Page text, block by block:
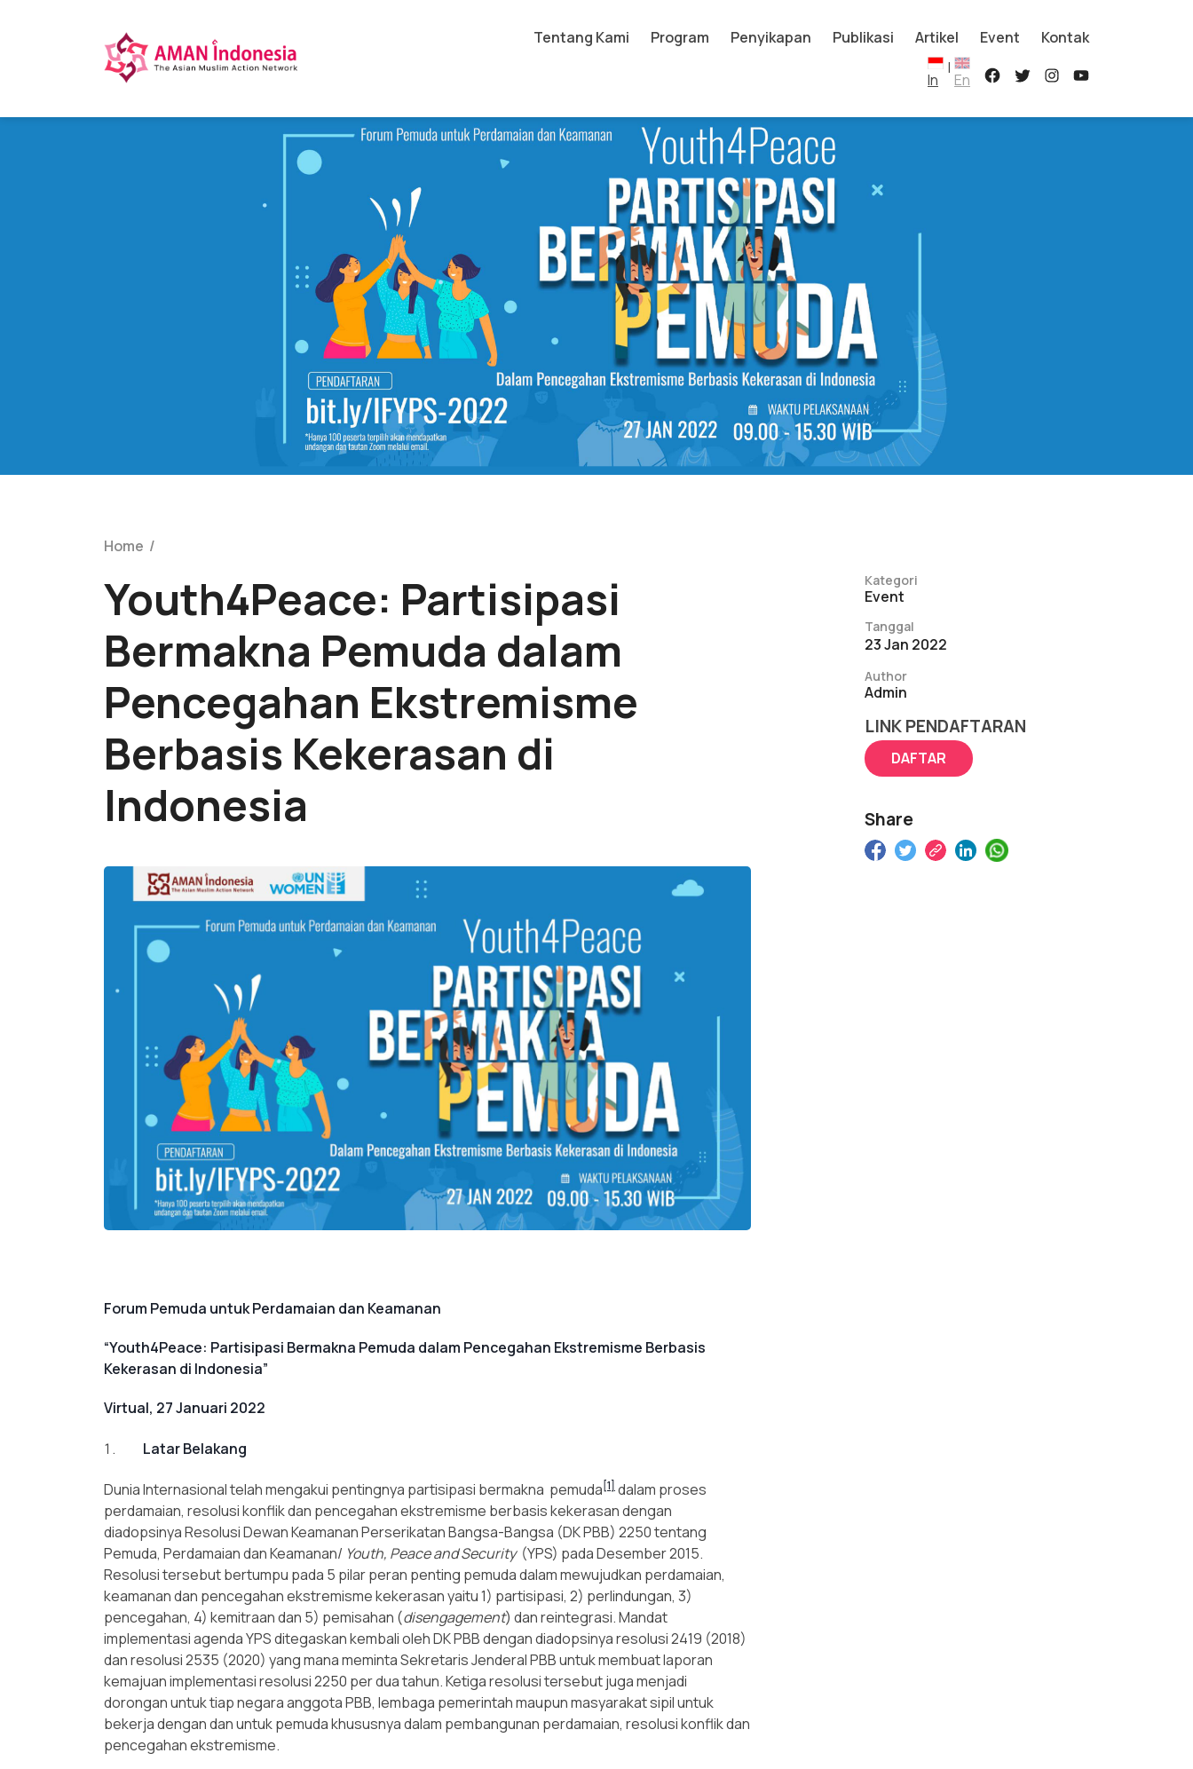
Tentang Kami Program Penyikapan Publikasi Artikel Event Kontak
In
|
En
Home /
Youth4Peace: Partisipasi
Bermakna Pemuda dalam
Pencegahan Ekstremisme
Berbasis Kekerasan di
Indonesia
Forum Pemuda untuk Perdamaian dan Keamanan
“Youth4Peace: Partisipasi Bermakna Pemuda dalam Pencegahan Ekstremisme Berbasis
Kekerasan di Indonesia”
Virtual, 27 Januari 2022
Latar Belakang
Dunia Internasional telah mengakui pentingnya partisipasi bermakna pemuda[1] dalam proses
perdamaian, resolusi konflik dan pencegahan ekstremisme berbasis kekerasan dengan
diadopsinya Resolusi Dewan Keamanan Perserikatan Bangsa-Bangsa (DK PBB) 2250 tentang
Pemuda, Perdamaian dan Keamanan/ Youth, Peace and Security(YPS) pada Desember 2015.
Resolusi tersebut bertumpu pada 5 pilar peran penting pemuda dalam mewujudkan perdamaian,
keamanan dan pencegahan ekstremisme kekerasan yaitu 1) partisipasi, 2) perlindungan, 3)
pencegahan, 4) kemitraan dan 5) pemisahan (disengagement) dan reintegrasi. Mandat
implementasi agenda YPS ditegaskan kembali oleh DK PBB dengan diadopsinya resolusi 2419 (2018)
dan resolusi 2535 (2020) yang mana meminta Sekretaris Jenderal PBB untuk membuat laporan
kemajuan implementasi resolusi 2250 per dua tahun. Ketiga resolusi tersebut juga menjadi
dorongan untuk tiap negara anggota PBB, lembaga pemerintah maupun masyarakat sipil untuk
bekerja dengan dan untuk pemuda khususnya dalam pembangunan perdamaian, resolusi konflik dan
pencegahan ekstremisme.
Kategori
Event
Tanggal
23 Jan 2022
Author
Admin
LINK PENDAFTARAN
DAFTAR
Share